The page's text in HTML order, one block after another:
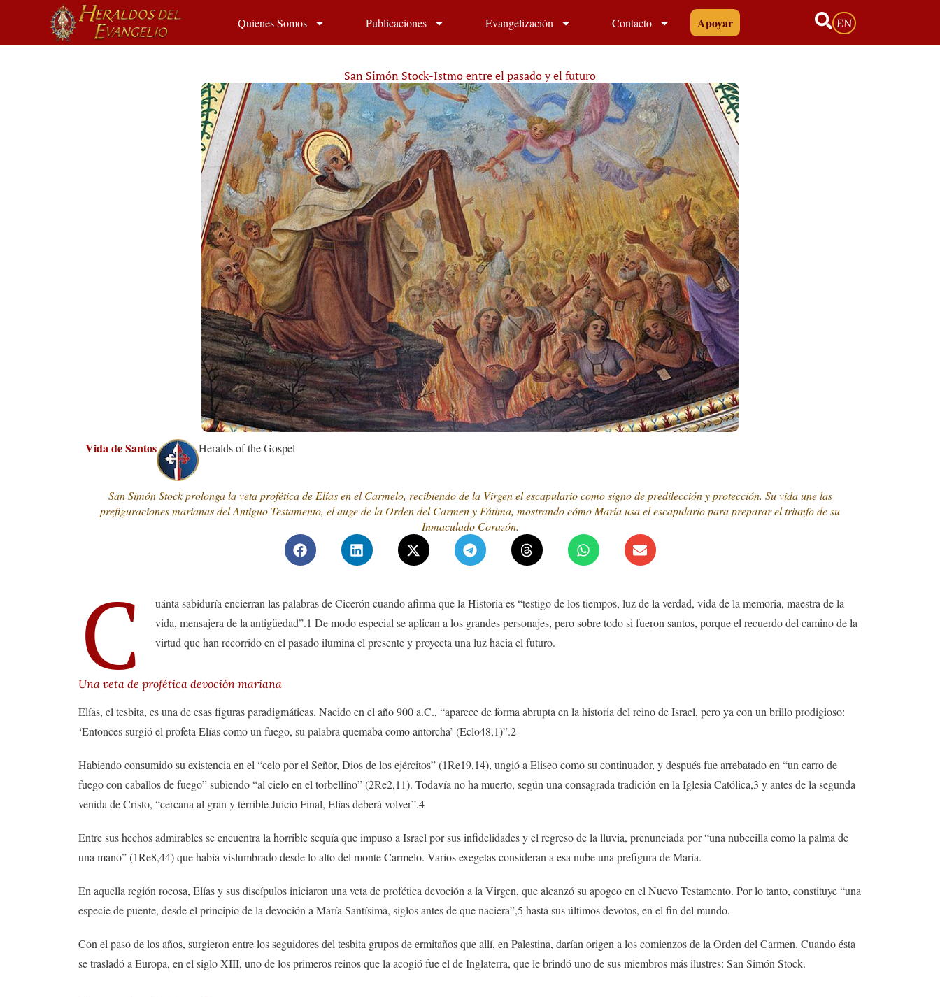
Quienes Somos Publicaciones Evangelización Contacto Apoyar EN
San Simón Stock-Istmo entre el pasado y el futuro
Vida de Santos Heralds of the Gospel
San Simón Stock prolonga la veta profética de Elías en el Carmelo, recibiendo de la Virgen el escapulario como signo de predilección y protección. Su vida une las
prefiguraciones marianas del Antiguo Testamento, el auge de la Orden del Carmen y Fátima, mostrando cómo María usa el escapulario para preparar el triunfo de su
Inmaculado Corazón.
C
uánta sabiduría encierran las palabras de Cicerón cuando afirma que la Historia es “testigo de los tiempos, luz de la verdad, vida de la memoria, maestra de la
vida, mensajera de la antigüedad”.1 De modo especial se aplican a los grandes personajes, pero sobre todo si fueron santos, porque el recuerdo del camino de la
virtud que han recorrido en el pasado ilumina el presente y proyecta una luz hacia el futuro.
Una veta de profética devoción mariana
Elías, el tesbita, es una de esas figuras paradigmáticas. Nacido en el año 900 a.C., “aparece de forma abrupta en la historia del reino de Israel, pero ya con un brillo prodigioso:
‘Entonces surgió el profeta Elías como un fuego, su palabra quemaba como antorcha’ (Eclo48,1)”.2
Habiendo consumido su existencia en el “celo por el Señor, Dios de los ejércitos” (1Re19,14), ungió a Eliseo como su continuador, y después fue arrebatado en “un carro de
fuego con caballos de fuego” subiendo “al cielo en el torbellino” (2Re2,11). Todavía no ha muerto, según una consagrada tradición en la Iglesia Católica,3 y antes de la segunda
venida de Cristo, “cercana al gran y terrible Juicio Final, Elías deberá volver”.4
Entre sus hechos admirables se encuentra la horrible sequía que impuso a Israel por sus infidelidades y el regreso de la lluvia, prenunciada por “una nubecilla como la palma de
una mano” (1Re8,44) que había vislumbrado desde lo alto del monte Carmelo. Varios exegetas consideran a esa nube una prefigura de María.
En aquella región rocosa, Elías y sus discípulos iniciaron una veta de profética devoción a la Virgen, que alcanzó su apogeo en el Nuevo Testamento. Por lo tanto, constituye “una
especie de puente, desde el principio de la devoción a María Santísima, siglos antes de que naciera”,5 hasta sus últimos devotos, en el fin del mundo.
Con el paso de los años, surgieron entre los seguidores del tesbita grupos de ermitaños que allí, en Palestina, darían origen a los comienzos de la Orden del Carmen. Cuando ésta
se trasladó a Europa, en el siglo XIII, uno de los primeros reinos que la acogió fue el de Inglaterra, que le brindó uno de sus miembros más ilustres: San Simón Stock.